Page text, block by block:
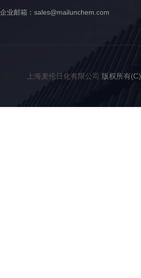
企业邮箱： sales@mailunchem.com
上海麦伦日化有限公司 版权所有